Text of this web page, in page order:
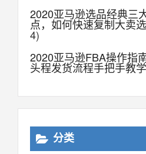
2020亚马逊选品经典三
点，如何快速复制大卖
4)
2020亚马逊FBA操作指
头程发货流程手把手教学
分类